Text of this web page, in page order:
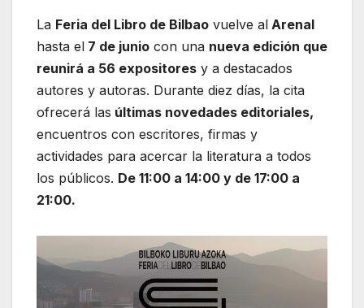
La Feria del Libro de Bilbao vuelve al Arenal
hasta el 7 de junio con una nueva edición que
reunirá a 56 expositores y a destacados
autores y autoras. Durante diez días, la cita
ofrecerá las últimas novedades editoriales,
encuentros con escritores, firmas y
actividades para acercar la literatura a todos
los públicos. De 11:00 a 14:00 y de 17:00 a
21:00.